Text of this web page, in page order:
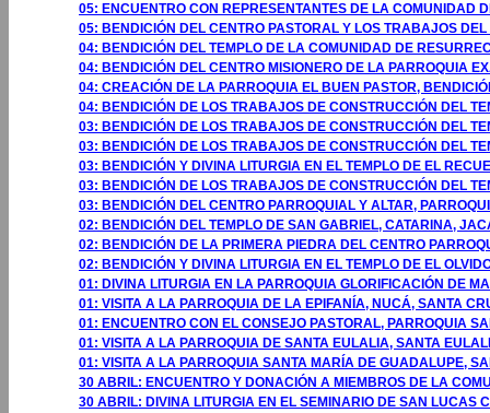
05: ENCUENTRO CON REPRESENTANTES DE LA COMUNIDAD
05: BENDICIÓN DEL CENTRO PASTORAL Y LOS TRABAJOS
04: BENDICIÓN DEL TEMPLO DE LA COMUNIDAD DE
04: BENDICIÓN DEL CENTRO MISIONERO DE LA PARROQUIA
04: CREACIÓN DE LA PARROQUIA EL BUEN PASTOR,
04: BENDICIÓN DE LOS TRABAJOS DE CONSTRUCCIÓN DEL
03: BENDICIÓN DE LOS TRABAJOS DE CONSTRUCCIÓN DEL
03: BENDICIÓN DE LOS TRABAJOS DE CONSTRUCCIÓN DEL
03: BENDICIÓN Y DIVINA LITURGIA EN EL TEMPLO DE EL
03: BENDICIÓN DE LOS TRABAJOS DE CONSTRUCCIÓN DEL
03: BENDICIÓN DEL CENTRO PARROQUIAL Y ALTAR,
02: BENDICIÓN DEL TEMPLO DE SAN GABRIEL, CATARINA,
02: BENDICIÓN DE LA PRIMERA PIEDRA DEL CENTRO
02: BENDICIÓN Y DIVINA LITURGIA EN EL TEMPLO DE EL
01: DIVINA LITURGIA EN LA PARROQUIA GLORIFICACIÓN DE
01: VISITA A LA PARROQUIA DE LA EPIFANÍA, NUCÁ, SANTA
01: ENCUENTRO CON EL CONSEJO PASTORAL, PARROQUIA
01: VISITA A LA PARROQUIA DE SANTA EULALIA, SANTA
01: VISITA A LA PARROQUIA SANTA MARÍA DE GUADALUPE,
30 ABRIL: ENCUENTRO Y DONACIÓN A MIEMBROS DE LA
30 ABRIL: DIVINA LITURGIA EN EL SEMINARIO DE SAN LUCAS